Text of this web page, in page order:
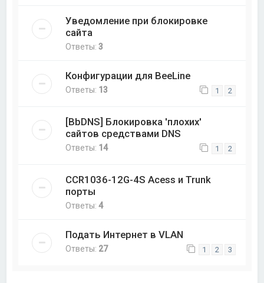
Уведомление при блокировке
сайта
Ответы:3
Конфигурации для BeeLine
Ответы: 13 1 2
[BbDNS] Блокировка 'плохих'
сайтов средствами DNS
Ответы: 14 1 2
CCR1036-12G-4S Acess и Trunk
порты
Ответы:4
Подать Интернет в VLAN
Ответы: 27 1 2 3